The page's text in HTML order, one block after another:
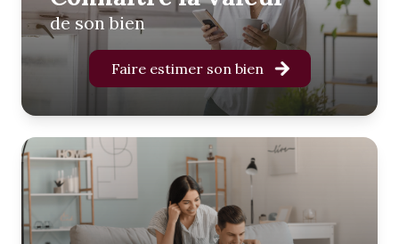
de son bien
Faire estimer son bien